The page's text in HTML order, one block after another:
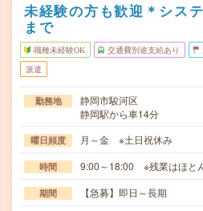
未経験の方も歓迎＊シス
まで
職種未経験OK 交通費別途支給あり
派遣
勤務地
静岡市駿河区
静岡駅から車14分
曜日頻度 月～金 ※土日祝休み
時間 9:00～18:00 ※残業はほと
期間 【急募】即日～長期